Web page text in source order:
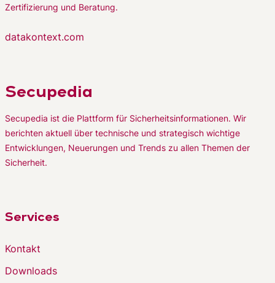
Zertifizierung und Beratung.
datakontext.com
Secupedia
Secupedia ist die Plattform für Sicherheitsinformationen. Wir
berichten aktuell über technische und strategisch wichtige
Entwicklungen, Neuerungen und Trends zu allen Themen der
Sicherheit.
Services
Kontakt
Downloads